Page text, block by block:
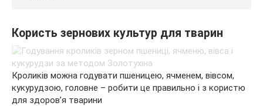
Користь зернових культур для тварин
Кроликів можна годувати пшеницею, ячменем, вівсом,
кукурудзою, головне – робити це правильно і з користю
для здоров’я тварини